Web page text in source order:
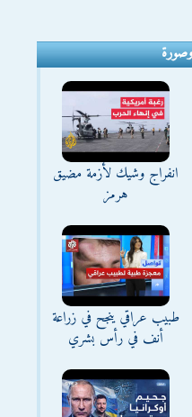
انفراج وشيك لأزمة مضيق
هرمز
طبيب عراقي ينجح في زراعة
أنف في رأس بشري